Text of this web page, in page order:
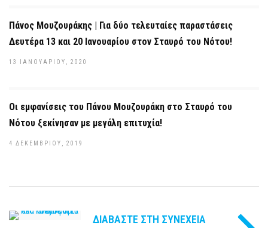
Πάνος Μουζουράκης | Για δύο τελευταίες παραστάσεις
Δευτέρα 13 και 20 Ιανουαρίου στον Σταυρό του Νότου!
13 ΙΑΝΟΥΑΡΊΟΥ, 2020
Οι εμφανίσεις του Πάνου Μουζουράκη στο Σταυρό του
Νότου ξεκίνησαν με μεγάλη επιτυχία!
4 ΔΕΚΕΜΒΡΊΟΥ, 2019
ΔΙΑΒΆΣΤΕ ΣΤΗ ΣΥΝΈΧΕΙΑ